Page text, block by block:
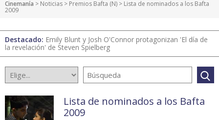
Cinemanía > Noticias > Premios Bafta (N) > Lista de nominados a los Bafta
2009
Destacado: Emily Blunt y Josh O'Connor protagonizan 'El día de
la revelación' de Steven Spielberg
Lista de nominados a los Bafta
2009